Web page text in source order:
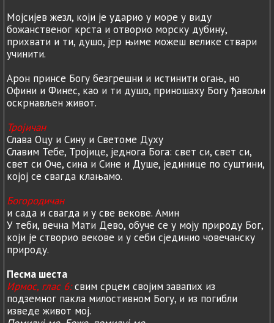
Мојсијев жезл, који је ударио у море у виду
божанственог крста и отворио морску дубину,
прихвати и ти, душо, јер њиме можеш велике ствари
учинити.
Арон принсе Богу безгрешни и истинити огањ, но
Офини и Финес, као и ти душо, приношаху Богу ђавољи
оскрнављен живот.
Тројичан
Слава Оцу и Сину и Светоме Духу
Славим Тебе, Тројице, једнога Бога: свет си, свет си,
свет си Оче, сина и Сине и Душе, јединице по суштини,
којој се свагда клањамо.
Богородичан
и сада и свагда и у све векове. Амин
У теби, вечна Мати Дево, обуче се у моју природу Бог,
који је створио векове и у себи сјединио човечанску
природу.
Песма шеста
Ирмос, глас 6:свим срцем својим завапих из
подземног пакла милостивном Богу, и из погибли
изведе живот мој.